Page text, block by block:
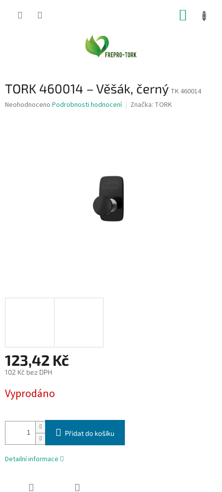
TORK 460014 – Věšák, černý TK 460014
Průměrné
Neohodnoceno Podrobnosti hodnocení Značka: TORK
123,42 Kč
102 Kč bez DPH
cena:
Vyprodáno
Přidat do košíku
Detailní informace